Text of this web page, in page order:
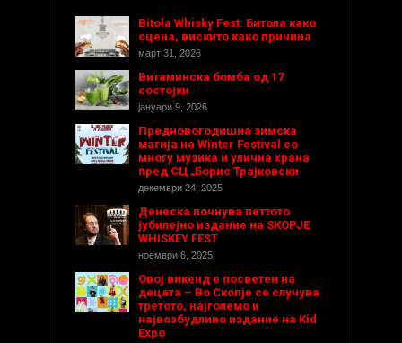
Bitola Whisky Fest: Битола како
сцена, вискито како причина
март 31, 2026
Витаминска бомба од 17
состојки
јануари 9, 2026
Предновогодишнa зимска
магија на Winter Festival со
многу музика и улична храна
пред СЦ „Борис Трајковски
декември 24, 2025
Денеска почнува петтото
јубилејно издание на SKOPJE
WHISKEY FEST
ноември 6, 2025
Овој викенд е посветен на
децата – Во Скопје се случува
третото, најголемо и
највозбудливо издание на Kid
Expo